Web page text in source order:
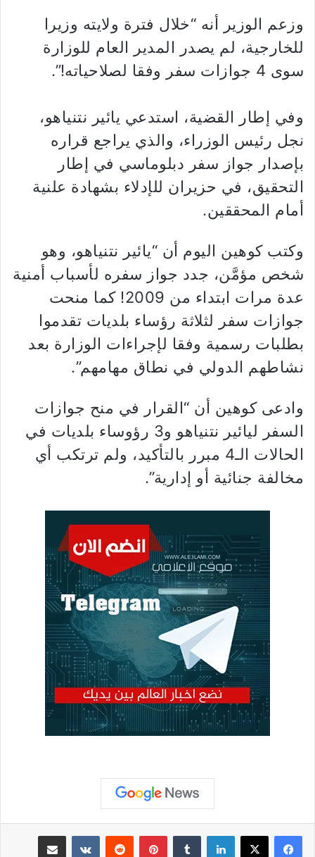
وزعم الوزير أنه “خلال فترة ولايته وزيرا
للخارجية، لم يصدر المدير العام للوزارة
سوى 4 جوازات سفر وفقا لصلاحياته!”.
وفي إطار القضية، استدعي يائير نتنياهو،
نجل رئيس الوزراء، والذي يراجع قراره
بإصدار جواز سفر دبلوماسي في إطار
التحقيق، في حزيران للإدلاء بشهادة علنية
أمام المحققين.
وكتب كوهين اليوم أن “يائير نتنياهو، وهو
شخص مؤمَّن، جدد جواز سفره لأسباب أمنية
عدة مرات ابتداء من 2009! كما منحت
جوازات سفر لثلاثة رؤساء بلديات تقدموا
بطلبات رسمية وفقا لإجراءات الوزارة بعد
نشاطهم الدولي في نطاق مهامهم”.
وادعى كوهين أن “القرار في منح جوازات
السفر ليائير نتنياهو و3 رؤوساء بلديات في
الحالات الـ4 مبرر بالتأكيد، ولم ترتكب أي
مخالفة جنائية أو إدارية”.
لينكدإن بينتيريست مشاركة عبر البريد